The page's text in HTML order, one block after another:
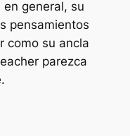
general, su
pensamientos
como su ancla
parezca